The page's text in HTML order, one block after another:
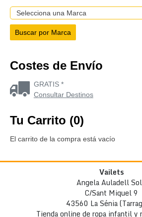
Costes de Envío
GRATIS *
Consultar Destinos
Tu Carrito (0)
El carrito de la compra está vacío
Vailets
Angela Auladell
C/Sant Miquel 9
43560 La Sénia
Tienda online de ropa infantil y